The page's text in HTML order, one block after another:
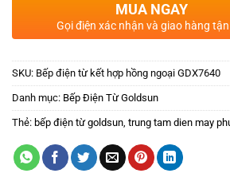
MUA NGAY
Gọi điện xác nhận và giao hàng
SKU: Bếp điện từ kết hợp hồng ngoại GDX7640
Danh mục: Bếp Điện Từ Goldsun
Thẻ: bếp điện từ goldsun trung tam dien may